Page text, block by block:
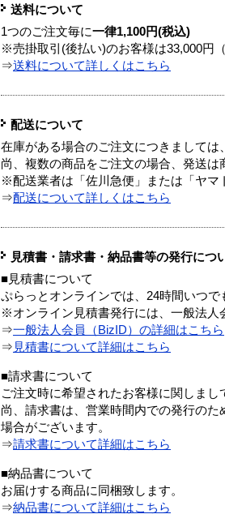
送料について
1つのご注文毎に一律1,100円(税込)
※売掛取引(後払い)のお客様は33,000円
⇒送料について詳しくはこちら
配送について
在庫がある場合のご注文につきましては
尚、複数の商品をご注文の場合、発送は
※配送業者は「佐川急便」または「ヤマ
⇒配送について詳しくはこちら
見積書・請求書・納品書等の発行につ
■見積書について
ぷらっとオンラインでは、24時間いつで
※オンライン見積書発行には、一般法人
⇒一般法人会員（BizID）の詳細はこちら
⇒ 見積書について詳細はこちら
■請求書について
ご注文時に希望されたお客様に関しまし
尚、請求書は、営業時間内での発行の
場合がございます。
⇒請求書について詳細はこちら
■納品書について
お届けする商品に同梱致します。
⇒納品書について詳細はこちら